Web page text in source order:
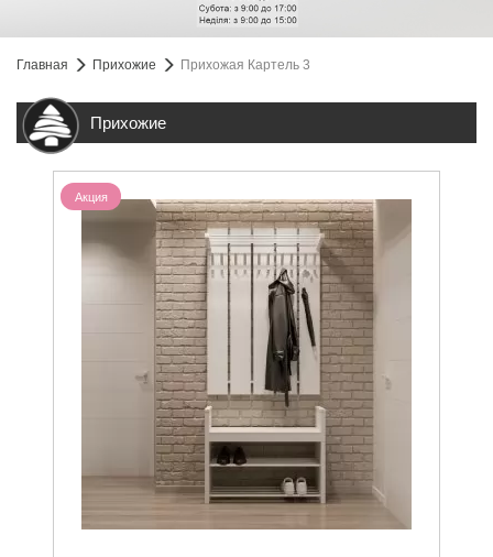
Главная Прихожие Прихожая Картель 3
Прихожие
Акция